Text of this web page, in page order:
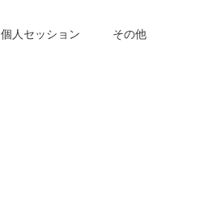
個人セッション その他